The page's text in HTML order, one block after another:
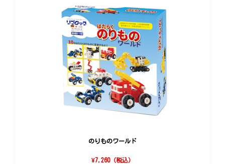
のりものワールド
¥7,260（税込）